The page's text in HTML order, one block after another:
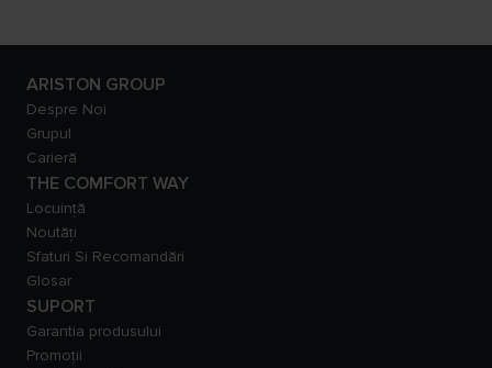
ARISTON GROUP
Despre Noi
Grupul
Carieră
THE COMFORT WAY
Locuință
Noutăți
Sfaturi Si Recomandări
Glosar
SUPORT
Garantia produsului
Promoții